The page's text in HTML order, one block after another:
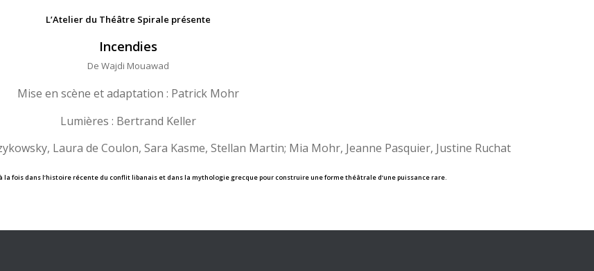
L’Atelier du Théâtre Spirale présente
Incendies
De Wajdi Mouawad
Mise en scène et adaptation : Patrick Mohr
Lumières : Bertrand Keller
Laura de Coulon, Sara Kasme, Stellan Martin; Mia Mohr, Jeanne Pasquier, Justine Ruchat
fois dans l’histoire récente du conflit libanais et dans la mythologie grecque pour construire une forme théâtrale d’une puissance rare.